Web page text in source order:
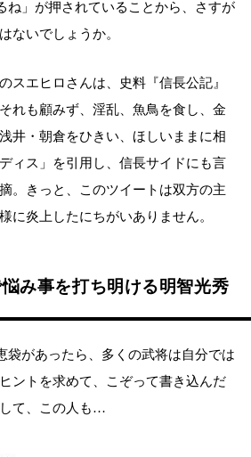
ね」が押されていることから、さすが
ないでしょうか。
スエヒロさんは、史料『信長公記』
れも顧みず、淫乱、魚鳥を食し、金
井・朝倉をひきい、ほしいままに相
ィス」を引用し、信長サイドにも言
。きっと、このツイートは双方の主
に炎上したにちがいありません。
み事を打ち明ける明智光秀
袋があったら、多くの武将は自分では
ントを求めて、こぞって書き込んだ
て、この人も…